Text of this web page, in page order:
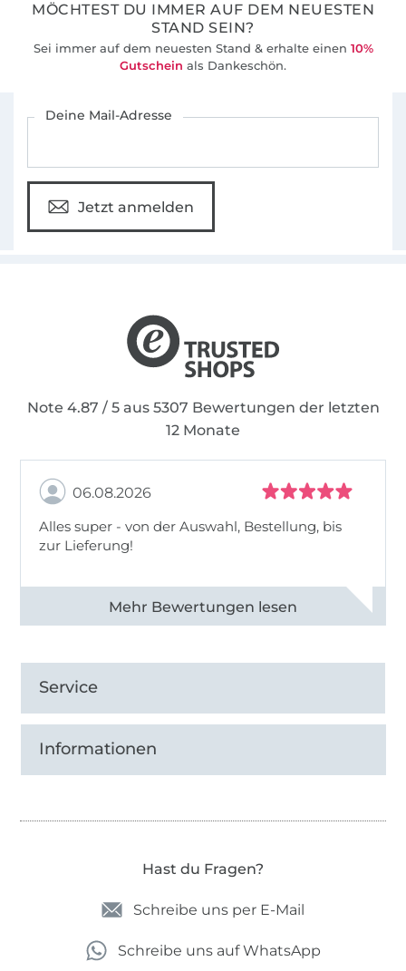
MÖCHTEST DU IMMER AUF DEM NEUESTEN
STAND SEIN?
Sei immer auf dem neuesten Stand & erhalte einen 10%
Gutschein als Dankeschön.
Deine Mail-Adresse
Jetzt anmelden
Note 4.87 / 5 aus 5307 Bewertungen der letzten
12 Monate
06.08.2026
Alles super - von der Auswahl, Bestellung, bis
zur Lieferung!
Alle 82968 Bewertungen ansehen
Service
Informationen
Hast du Fragen?
Schreibe uns per E-Mail
Schreibe uns auf WhatsApp